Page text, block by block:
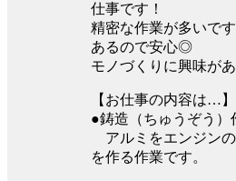
仕事です！
精密な作業が多いで
あるので安心◎
モノづくりに興味が
【お仕事の内容は…】
●鋳造（ちゅうぞう）
アルミをエンジン
を作る作業です。